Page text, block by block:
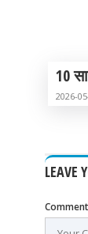
10
2026-
LEAVE